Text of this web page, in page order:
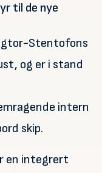
til de nye
Stentofons
og er i stand
intern
skip.
en integrert